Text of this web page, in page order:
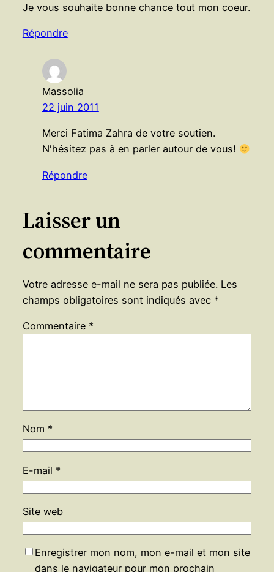
Je vous souhaite bonne chance tout mon coeur.
Répondre
Massolia
22 juin 2011
Merci Fatima Zahra de votre soutien.
N'hésitez pas à en parler autour de vous!
Répondre
Laisser un
commentaire
Votre adresse e-mail ne sera pas publiée. Les
champs obligatoires sont indiqués avec *
Commentaire *
Nom *
E-mail *
Site web
Enregistrer mon nom, mon e-mail et mon site
dans le navigateur pour mon prochain